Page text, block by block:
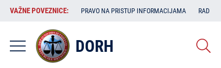
Skoči
sadržaj
VAŽNE
POVEZNICE:
VAŽNE POVEZNICE: PRAVO NA PRISTUP INFORMACIJAMA RAD
DORH